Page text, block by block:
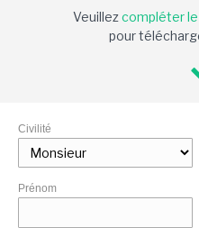
Veuillezcompléter
pour
Civilité
Prénom